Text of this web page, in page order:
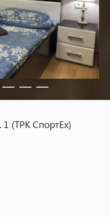
1 (ТРК СпортEx)